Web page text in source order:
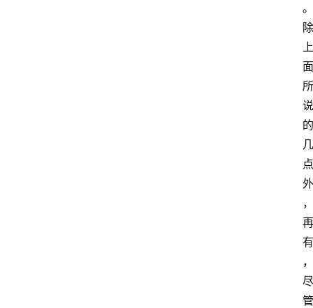
。
除
上
面
所
说
的
几
点
外
，
再
有
，
尽
管